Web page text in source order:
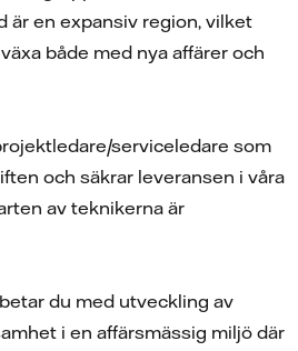
är en expansiv region, vilket
både med nya affärer och
serviceledare som
och säkrar leveransen i våra
av teknikerna är
du med utveckling av
i en affärsmässig miljö där